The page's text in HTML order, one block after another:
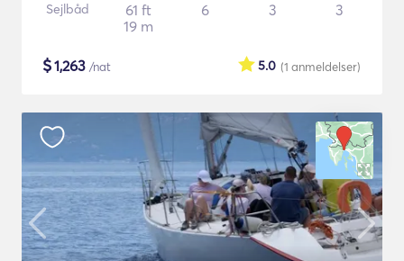
Sejlbåd
61 ft
19 m
6 3 3
$1,263 /nat (1 anmeldelser)
5.0